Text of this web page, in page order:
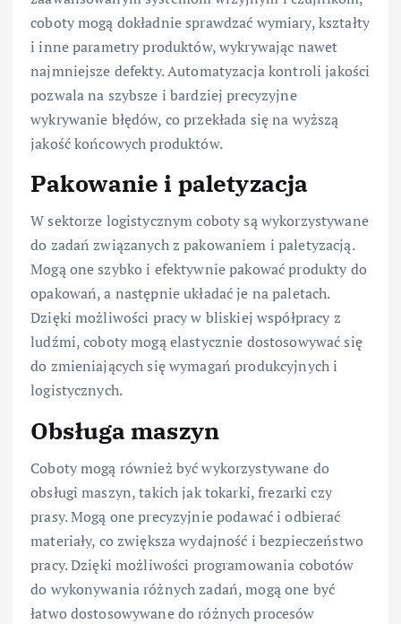
coboty mogą dokładnie sprawdzać wymiary, kształty
i inne parametry produktów, wykrywając nawet
najmniejsze defekty. Automatyzacja kontroli jakości
pozwala na szybsze i bardziej precyzyjne
wykrywanie błędów, co przekłada się na wyższą
jakość końcowych produktów.
Pakowanie i paletyzacja
W sektorze logistycznym coboty są wykorzystywane
do zadań związanych z pakowaniem i paletyzacją.
Mogą one szybko i efektywnie pakować produkty do
opakowań, a następnie układać je na paletach.
Dzięki możliwości pracy w bliskiej współpracy z
ludźmi, coboty mogą elastycznie dostosowywać się
do zmieniających się wymagań produkcyjnych i
logistycznych.
Obsługa maszyn
Coboty mogą również być wykorzystywane do
obsługi maszyn, takich jak tokarki, frezarki czy
prasy. Mogą one precyzyjnie podawać i odbierać
materiały, co zwiększa wydajność i bezpieczeństwo
pracy. Dzięki możliwości programowania cobotów
do wykonywania różnych zadań, mogą one być
łatwo dostosowywane do różnych procesów